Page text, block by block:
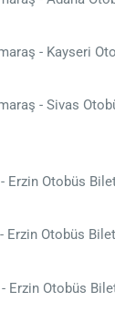
Erzin Otobüs
Erzin Otobüs
Erzin Otobüs